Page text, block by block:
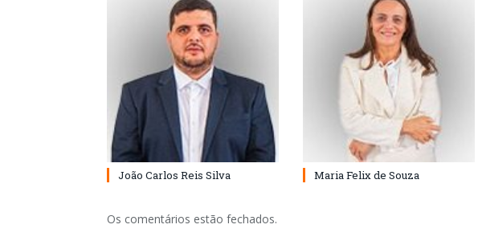
João Carlos Reis Silva Maria Felix de Souza
Os comentários estão fechados.